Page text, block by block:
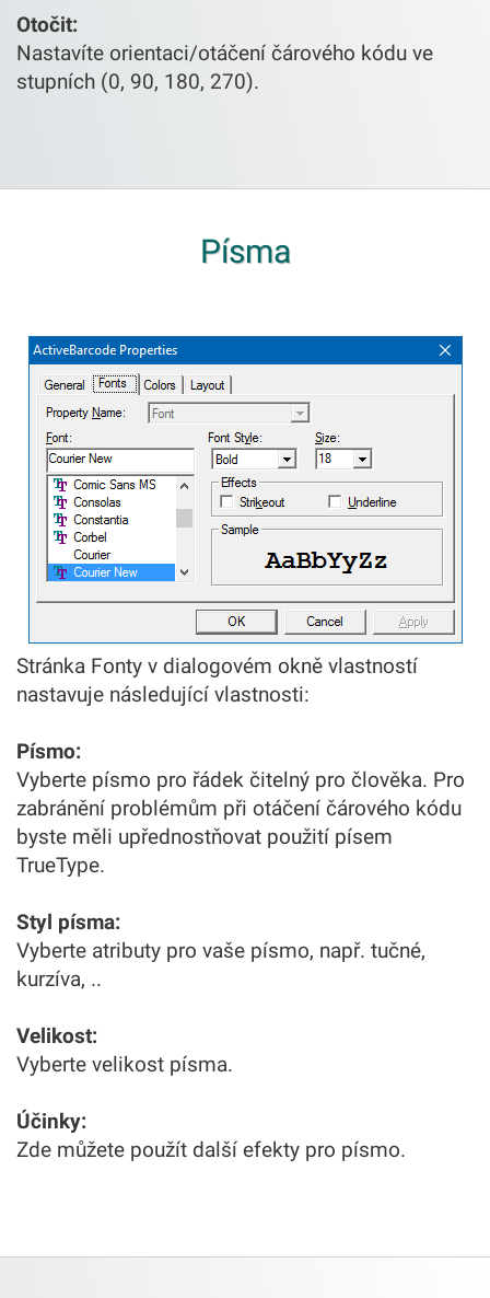
Otočit:
Nastavíte orientaci/otáčení čárového kódu ve
stupních (0, 90, 180, 270).
Písma
Stránka Fonty v dialogovém okně vlastností
nastavuje následující vlastnosti:
Písmo:
Vyberte písmo pro řádek čitelný pro člověka. Pro
zabránění problémům při otáčení čárového kódu
byste měli upřednostňovat použití písem
TrueType.
Styl písma:
Vyberte atributy pro vaše písmo, např. tučné,
kurzíva, ..
Velikost:
Vyberte velikost písma.
Účinky:
Zde můžete použít další efekty pro písmo.